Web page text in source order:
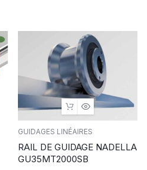
GUIDAGES LINÉAIRES
RAIL DE GUIDAGE NADELLA
GU35MT2000SB